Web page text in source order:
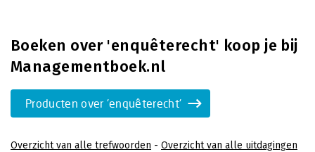
Boeken over 'enquêterecht' koop je bij
Managementboek.nl
Producten over 'enquêterecht'
Overzicht van alle trefwoorden - Overzicht van alle uitdagingen